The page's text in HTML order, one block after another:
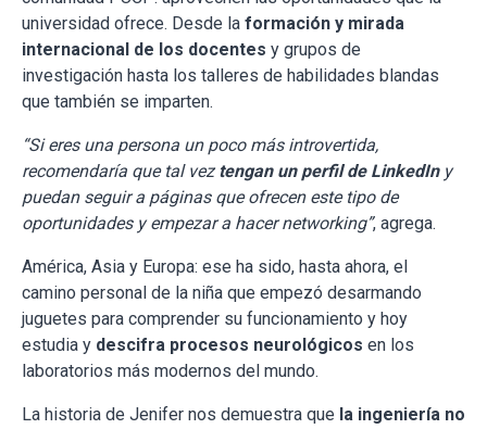
universidad ofrece. Desde la formación y mirada
internacional de los docentes y grupos de
investigación hasta los talleres de habilidades blandas
que también se imparten.
“Si eres una persona un poco más introvertida,
recomendaría que tal vez tengan un perfil de LinkedIny
puedan seguir a páginas que ofrecen este tipo de
oportunidades y empezar a hacer networking”, agrega.
América, Asia y Europa: ese ha sido, hasta ahora, el
camino personal de la niña que empezó desarmando
juguetes para comprender su funcionamiento y hoy
estudia y descifra procesos neurológicos en los
laboratorios más modernos del mundo.
La historia de Jenifer nos demuestra que la ingeniería no